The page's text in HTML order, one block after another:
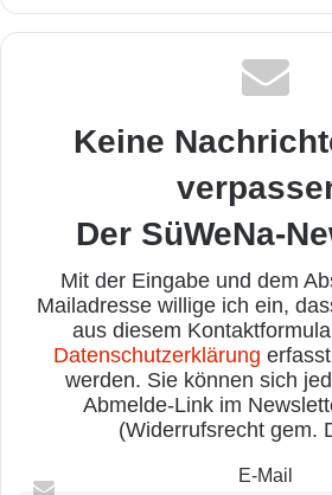
Keine
Der SüWeNa-
Mit der Eingabe und dem
Mailadresse willige ich ein,
aus diesem
Datenschutzerklärung
werden. Sie können sich
Abmelde-Link im
(Widerrufsrecht gem.
E-Mail